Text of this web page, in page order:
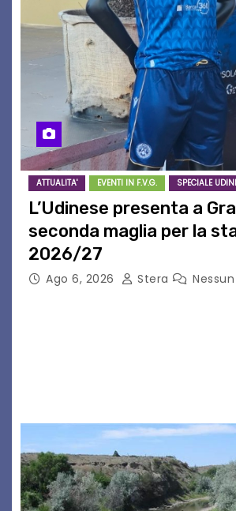
ATTUALITA' EVENTI IN F.V.G. SPECIALE
L’Udinese presenta a
seconda maglia per la
2026/27
Ago 6, 2026 Stera